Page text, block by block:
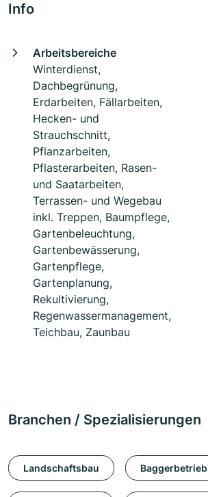
Info
Arbeitsbereiche
Winterdienst,
Dachbegrünung,
Erdarbeiten, Fällarbeiten,
Hecken- und
Strauchschnitt,
Pflanzarbeiten,
Pflasterarbeiten, Rasen-
und Saatarbeiten,
Terrassen- und Wegebau
inkl. Treppen, Baumpflege,
Gartenbeleuchtung,
Gartenbewässerung,
Gartenpflege,
Gartenplanung,
Rekultivierung,
Regenwassermanagement,
Teichbau, Zaunbau
Branchen / Spezialisierungen
Landschaftsbau Baggerbetrieb